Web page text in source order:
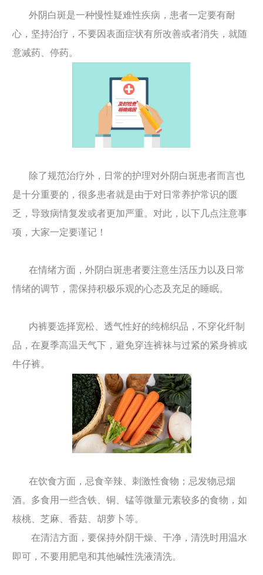
外阴白斑是一种慢性疑难性疾病，患者一定要有耐
心，坚持治疗，不要因表面症状有所改善或者消失，就随
意减药、停药。
除了规范治疗外，日常的护理对外阴白斑患者而言也
是十分重要的，很多患者就是由于对日常养护常识的匮
乏，导致病情复发或者更加严重。对此，以下几点注意事
项，大家一定要谨记！
在情绪方面，外阴白斑患者要注意生活压力以及日常
情绪的调节，需保持积极乐观的心态及充足的睡眠。
内裤要选择宽松、透气性好的纯棉织品，不穿化纤制
品，在夏季高温天气下，避免穿连裤袜与过紧的紧身裤或
牛仔裤。
在饮食方面，忌食辛辣、刺激性食物；忌发物忌烟
酒。多食用一些含铁、铜、锰等微量元素较多的食物，如
核桃、芝麻、香菇、胡萝卜等。
在清洁方面，要保持外阴干燥、干净，清洗时用温水
即可，不要用肥皂和其他碱性洗液清洗。